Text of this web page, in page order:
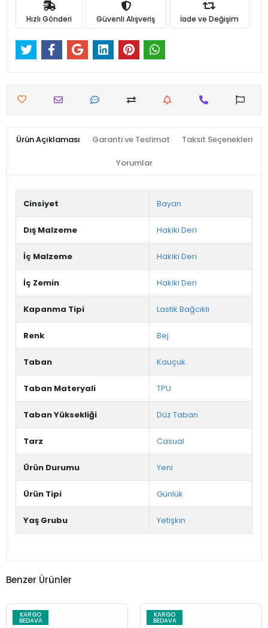
Hızlı Gönderi Güvenli Alışveriş İade ve Değişim
Ürün Açıklaması Garanti ve Teslimat Taksit Seçenekleri
Yorumlar
Cinsiyet Bayan
Dış Malzeme Hakiki Deri
İç Malzeme Hakiki Deri
İç Zemin Hakiki Deri
Kapanma Tipi Lastik Bağcıklı
Renk Bej
Taban Kauçuk
Taban Materyali TPU
Taban Yüksekliği Düz Taban
Tarz Casual
Ürün Durumu Yeni
Ürün Tipi Günlük
Yaş Grubu Yetişkin
Benzer Ürünler
KARGO
BEDAVA
KARGO
BEDAVA